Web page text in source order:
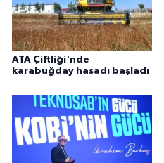
ATA Çiftliği'nde
karabuğday hasadı başladı